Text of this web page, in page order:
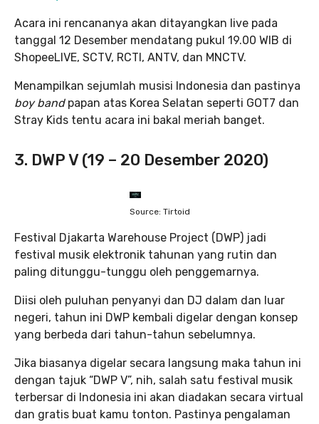
Acara ini rencananya akan ditayangkan live pada
tanggal 12 Desember mendatang pukul 19.00 WIB di
ShopeeLIVE, SCTV, RCTI, ANTV, dan MNCTV.
Menampilkan sejumlah musisi Indonesia dan pastinya
boy band papan atas Korea Selatan seperti GOT7 dan
Stray Kids tentu acara ini bakal meriah banget.
3. DWP V (19 – 20 Desember 2020)
Source: Tirtoid
Festival Djakarta Warehouse Project (DWP) jadi
festival musik elektronik tahunan yang rutin dan
paling ditunggu-tunggu oleh penggemarnya.
Diisi oleh puluhan penyanyi dan DJ dalam dan luar
negeri, tahun ini DWP kembali digelar dengan konsep
yang berbeda dari tahun-tahun sebelumnya.
Jika biasanya digelar secara langsung maka tahun ini
dengan tajuk “DWP V”, nih, salah satu festival musik
terbersar di Indonesia ini akan diadakan secara virtual
dan gratis buat kamu tonton. Pastinya pengalaman